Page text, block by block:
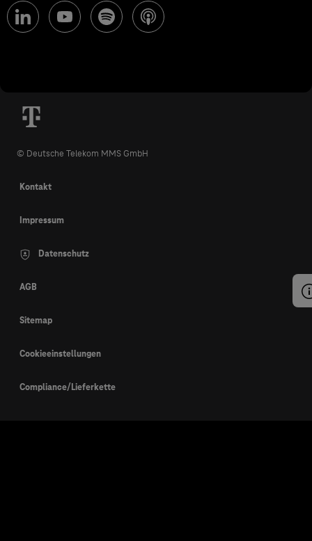
© Deutsche Telekom MMS GmbH
Kontakt
Impressum
Datenschutz
AGB
Sitemap
Cookieeinstellungen
Compliance/Lieferkette